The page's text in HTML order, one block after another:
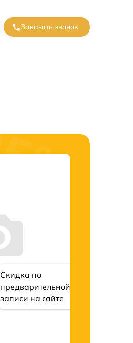
Заказать звонок
Скидка по
предварительной
записи на сайте